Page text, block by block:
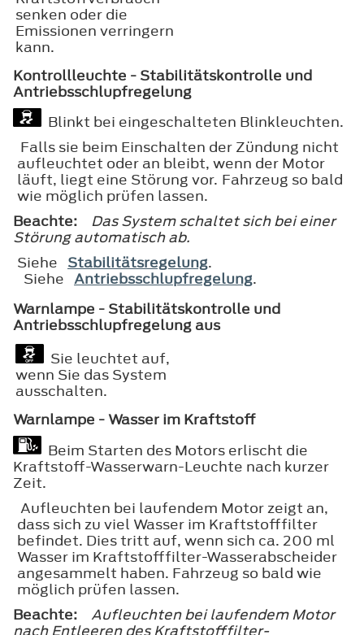
senken oder die
Emissionen verringern
kann.
Kontrollleuchte - Stabilitätskontrolle und
Antriebsschlupfregelung
Blinkt bei eingeschalteten Blinkleuchten.
Falls sie beim Einschalten der Zündung nicht
aufleuchtet oder an bleibt, wenn der Motor
läuft, liegt eine Störung vor. Fahrzeug so bald
wie möglich prüfen lassen.
Beachte:
Das System schaltet sich bei einer
Störung automatisch ab.
Siehe Stabilitätsregelung.
Siehe Antriebsschlupfregelung.
Warnlampe - Stabilitätskontrolle und
Antriebsschlupfregelung aus
Sie leuchtet auf,
wenn Sie das System
ausschalten.
Warnlampe - Wasser im Kraftstoff
Beim Starten des Motors erlischt die
Kraftstoff-Wasserwarn-Leuchte nach kurzer
Zeit.
Aufleuchten bei laufendem Motor zeigt an,
dass sich zu viel Wasser im Kraftstofffilter
befindet. Dies tritt auf, wenn sich ca. 200 ml
Wasser im Kraftstofffilter-Wasserabscheider
angesammelt haben. Fahrzeug so bald wie
möglich prüfen lassen.
Beachte:
Aufleuchten bei laufendem Motor
nach Entleeren des Kraftstofffilter-